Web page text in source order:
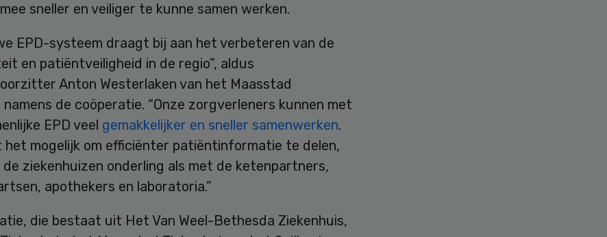
sneller en veiliger te kunne samen werken.
EPD-systeem draagt bij aan het verbeteren van de
en patiëntveiligheid in de regio”, aldus
Anton Westerlaken van het Maasstad
namens de coöperatie. “Onze zorgverleners kunnen met
EPD veel gemakkelijker en sneller samenwerken.
het mogelijk om efficiënter patiëntinformatie te delen,
ziekenhuizen onderling als met de ketenpartners,
apothekers en laboratoria.”
die bestaat uit Het Van Weel-Bethesda Ziekenhuis,